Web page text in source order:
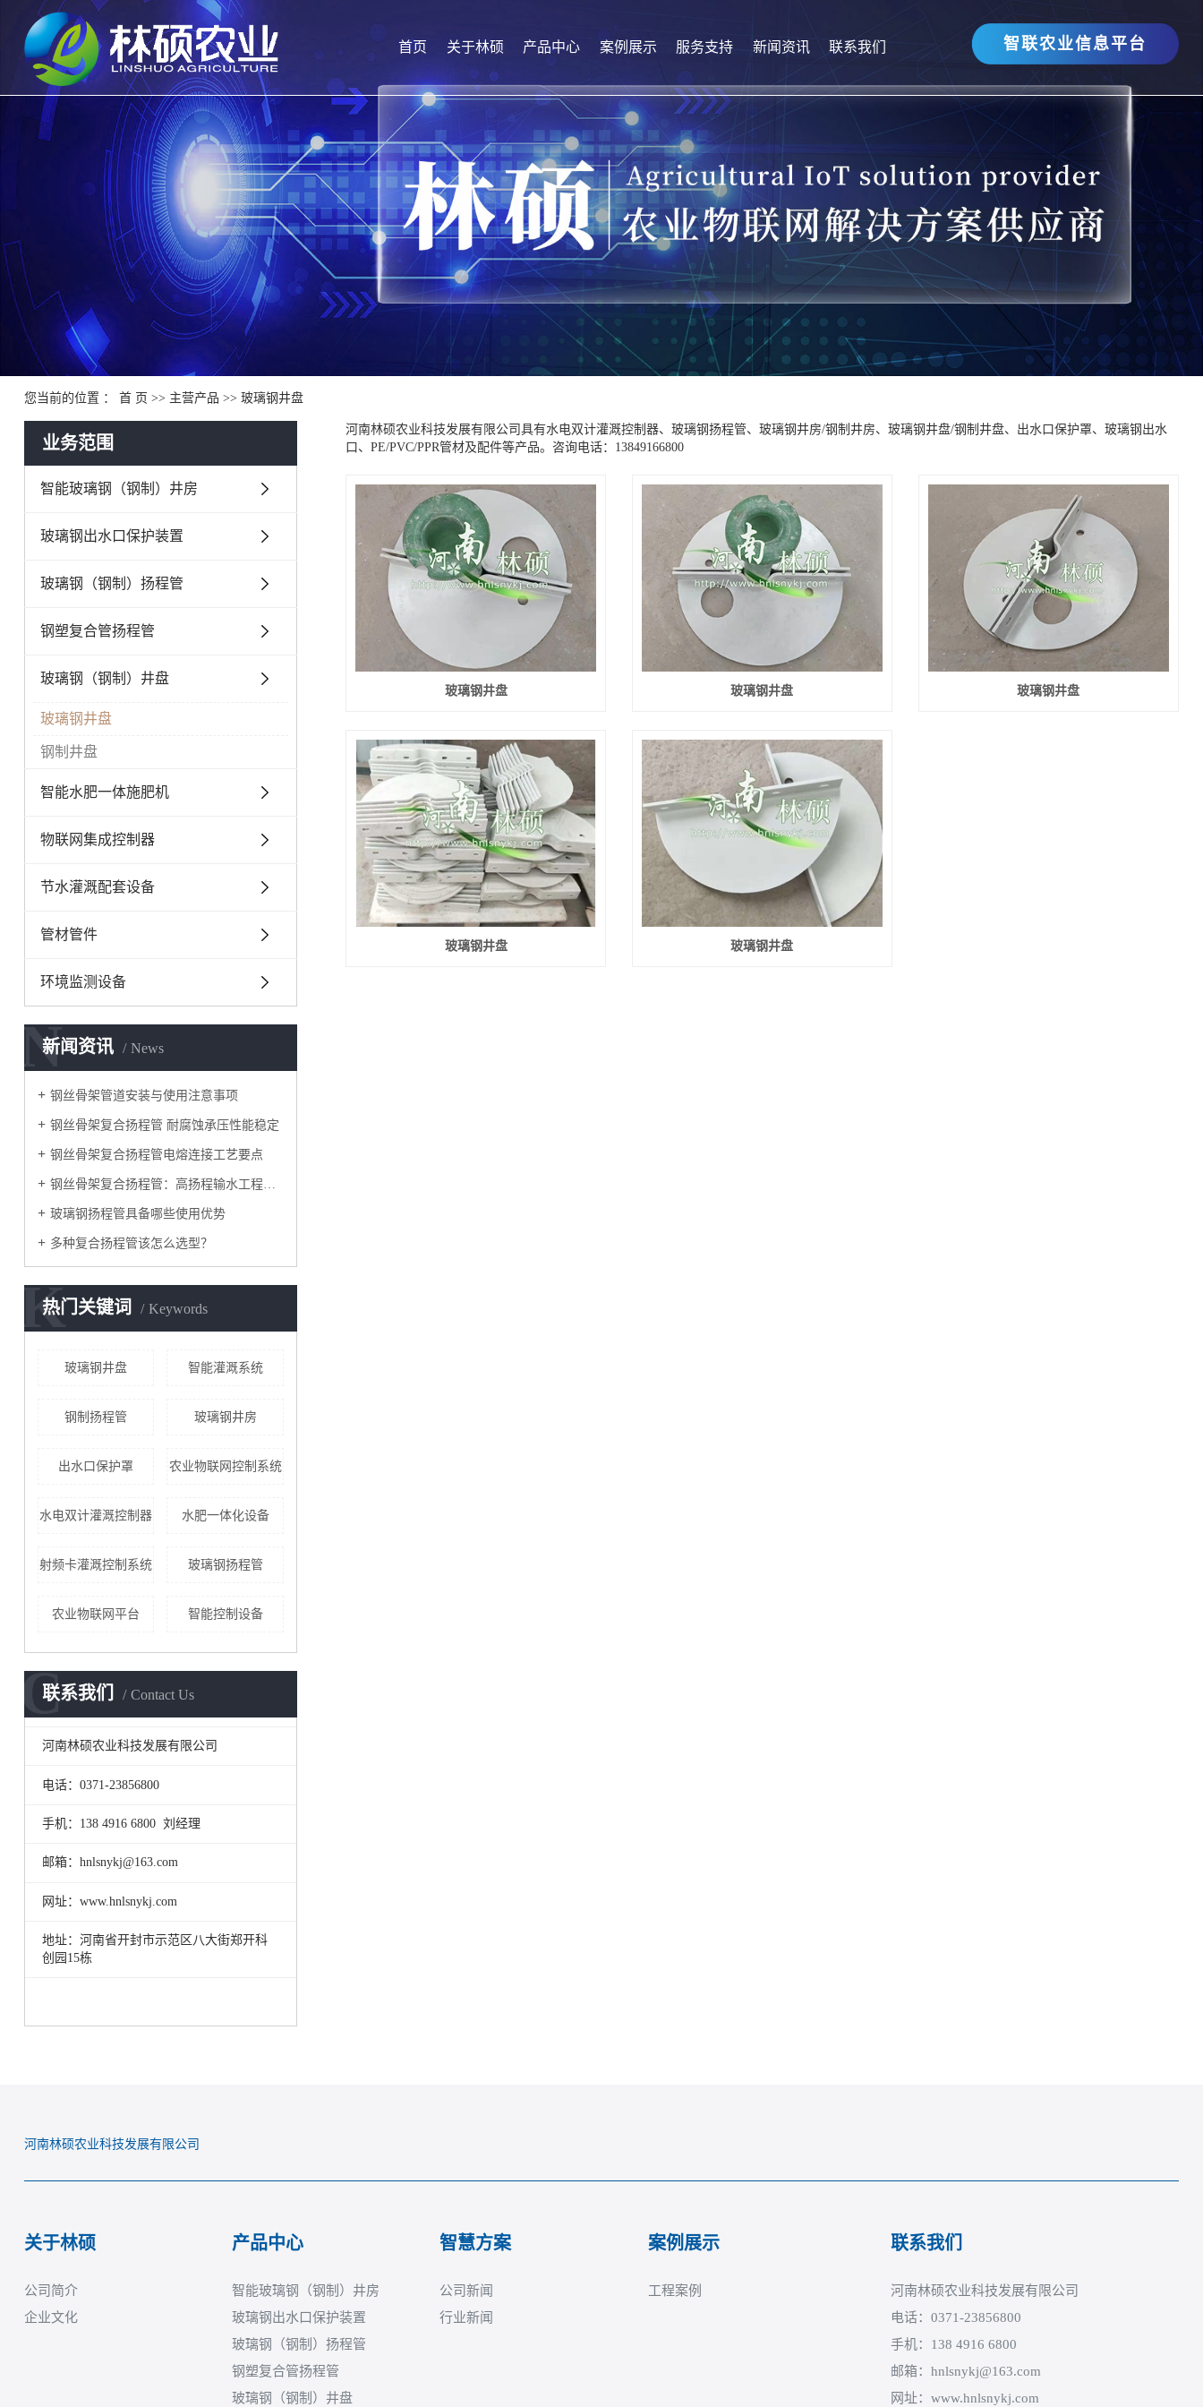
首页 关于林硕 产品中心 案例展示 服务支持 新闻资讯 联系我们 智联农业信息平台
您当前的位置 ： 首 页 >> 主营产品 >> 玻璃钢井盘
业务范围
智能玻璃钢（钢制）井房
玻璃钢出水口保护装置
玻璃钢（钢制）扬程管
钢塑复合管扬程管
玻璃钢（钢制）井盘
玻璃钢井盘
钢制井盘
智能水肥一体施肥机
物联网集成控制器
节水灌溉配套设备
管材管件
环境监测设备
新闻资讯 News
N
钢丝骨架管道安装与使用注意事项
钢丝骨架复合扬程管 耐腐蚀承压性能稳定
钢丝骨架复合扬程管电熔连接工艺要点
钢丝骨架复合扬程管：高扬程输水工程的优选管材
玻璃钢扬程管具备哪些使用优势
多种复合扬程管该怎么选型？
热门关键词 Keywords
K
玻璃钢井盘 智能灌溉系统
钢制扬程管 玻璃钢井房
出水口保护罩 农业物联网控制系统
水电双计灌溉控制器 水肥一体化设备
射频卡灌溉控制系统 玻璃钢扬程管
农业物联网平台 智能控制设备
联系我们 Contact Us
C
河南林硕农业科技发展有限公司
电话：0371-23856800
手机：138 4916 6800 刘经理
邮箱：hnlsnykj@163.com
网址：www.hnlsnykj.com
地址：河南省开封市示范区八大街郑开科
创园15栋
河南林硕农业科技发展有限公司具有水电双计灌溉控制器、玻璃钢扬程管、玻璃钢井房/钢制井房、玻璃钢井盘/钢制井盘、出水口保护罩、玻璃钢出水
口、PE/PVC/PPR管材及配件等产品。咨询电话：13849166800
玻璃钢井盘 玻璃钢井盘 玻璃钢井盘
玻璃钢井盘 玻璃钢井盘
河南林硕农业科技发展有限公司
关于林硕
公司简介
企业文化
产品中心
智能玻璃钢（钢制）井房
玻璃钢出水口保护装置
玻璃钢（钢制）扬程管
钢塑复合管扬程管
玻璃钢（钢制）井盘
智慧方案
公司新闻
行业新闻
案例展示
工程案例
联系我们
河南林硕农业科技发展有限公司
电话：0371-23856800
手机：138 4916 6800
邮箱：hnlsnykj@163.com
网址：www.hnlsnykj.com